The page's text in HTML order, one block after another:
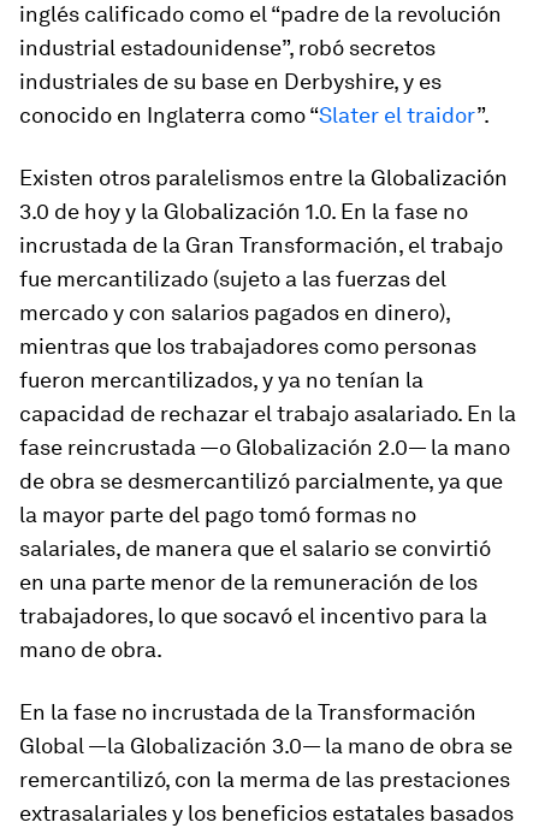
inglés calificado como el “padre de la revolución
industrial estadounidense”, robó secretos
industriales de su base en Derbyshire, y es
conocido en Inglaterra como “Slater el traidor”.
Existen otros paralelismos entre la Globalización
3.0 de hoy y la Globalización 1.0. En la fase no
incrustada de la Gran Transformación, el trabajo
fue mercantilizado (sujeto a las fuerzas del
mercado y con salarios pagados en dinero),
mientras que los trabajadores como personas
fueron mercantilizados, y ya no tenían la
capacidad de rechazar el trabajo asalariado. En la
fase reincrustada —o Globalización 2.0— la mano
de obra se desmercantilizó parcialmente, ya que
la mayor parte del pago tomó formas no
salariales, de manera que el salario se convirtió
en una parte menor de la remuneración de los
trabajadores, lo que socavó el incentivo para la
mano de obra.
En la fase no incrustada de la Transformación
Global —la Globalización 3.0— la mano de obra se
remercantilizó, con la merma de las prestaciones
extrasalariales y los beneficios estatales basados